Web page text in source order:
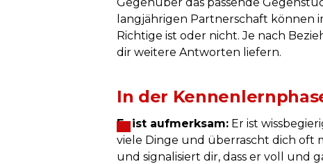
langjährigen Partnerschaft können
Richtige ist oder nicht. Je nach
dir weitere Antworten liefern.
In der
Er ist aufmerksam: Er ist
viele Dinge und überrascht dich oft
und signalisiert dir, dass er voll und